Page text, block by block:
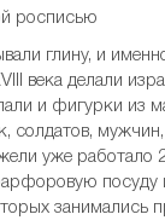
глину, и
века делали
и фигурки из
солдатов,
уже работало
посуду
занимались